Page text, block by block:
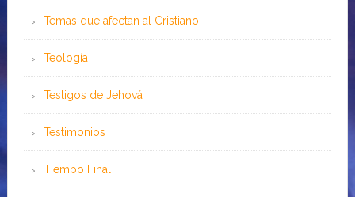
Temas que afectan al Cristiano
Teología
Testigos de Jehová
Testimonios
Tiempo Final